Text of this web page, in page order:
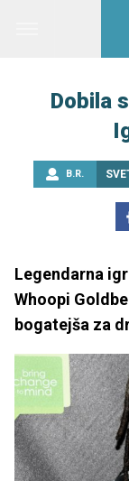
Dobila
B.R.
Legendarna
Whoopi
bogatejša za